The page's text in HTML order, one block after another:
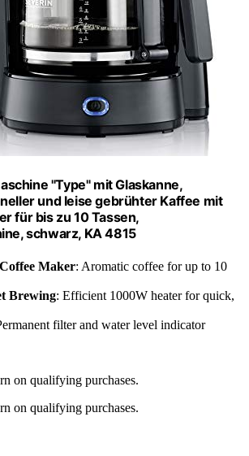
"Type" mit Glaskanne,
und leise gebrühter Kaffee mit
für bis zu 10 Tassen,
schwarz, KA 4815
Maker: Aromatic coffee for up to 10
Brewing: Efficient 1000W heater for quick,
filter and water level indicator
on qualifying purchases.
on qualifying purchases.